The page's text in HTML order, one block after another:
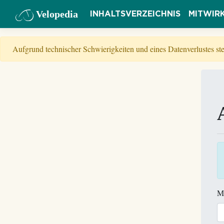
Velopedia INHALTSVERZEICHNIS
Aufgrund technischer Schwierigkeiten und eines Datenverlustes